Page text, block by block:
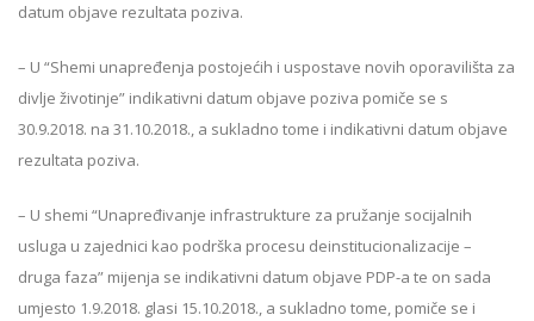
datum objave rezultata poziva.
– U “Shemi unapređenja postojećih i uspostave novih oporavilišta za
divlje životinje” indikativni datum objave poziva pomiče se s
30.9.2018. na 31.10.2018., a sukladno tome i indikativni datum objave
rezultata poziva.
– U shemi “Unapređivanje infrastrukture za pružanje socijalnih
usluga u zajednici kao podrška procesu deinstitucionalizacije –
druga faza” mijenja se indikativni datum objave PDP-a te on sada
umjesto 1.9.2018. glasi 15.10.2018., a sukladno tome, pomiče se i